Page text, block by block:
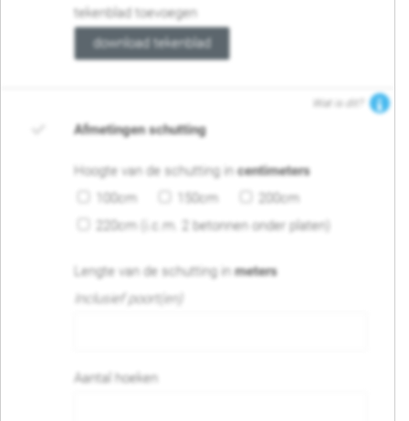
tekenblad toevoegen
download tekenblad
Wat is dit?
Afmetingen schutting
Hoogte van de schutting incentimeters
100cm
150cm
200cm
220cm (i.c.m. 2 betonnen onder platen)
Lengte van de schutting inmeters
Inclusief poort(en)
Aantal hoeken